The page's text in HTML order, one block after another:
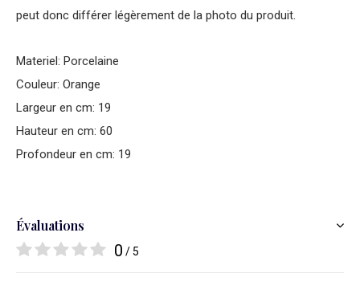
peut donc différer légèrement de la photo du produit.
Materiel: Porcelaine
Couleur: Orange
Largeur en cm: 19
Hauteur en cm: 60
Profondeur en cm: 19
Évaluations
0 / 5